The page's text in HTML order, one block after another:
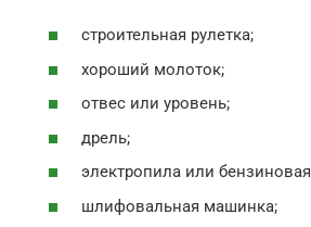
строительная рулетка;
хороший молоток;
отвес или уровень;
дрель;
электропила или
шлифовальная машинка;